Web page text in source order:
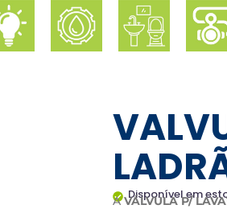
Disponível em
AVÁLVULA P/